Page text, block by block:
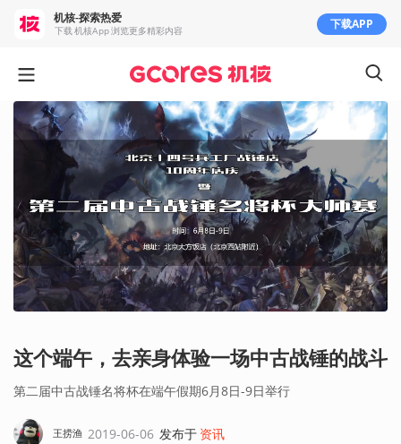
这个端午，去亲身体验一场中古战锤的战斗
第二届中古战锤名将杯在端午假期6月8日-9日举行
王捞渔 2019-06-06 发布于 资讯
机核-探索热爱
下载 机核App 浏览更多精彩内容 下载APP